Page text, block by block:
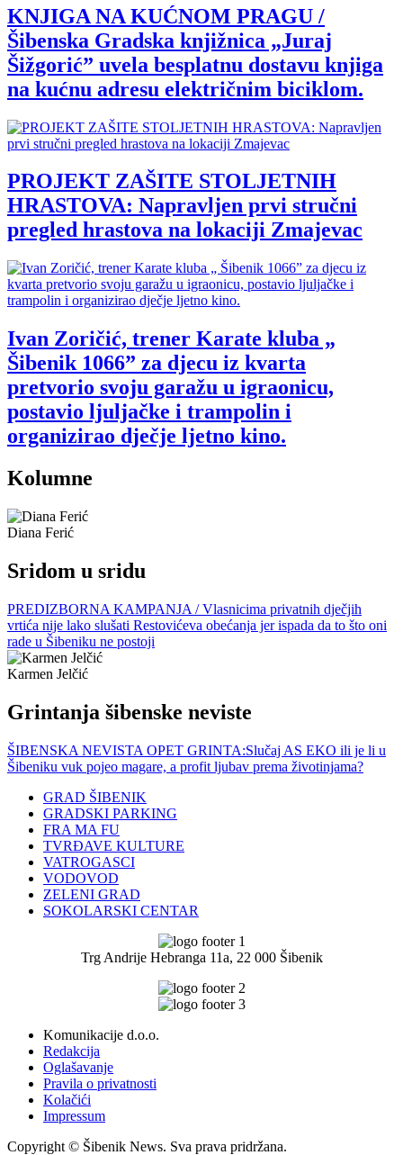
KNJIGA NA KUĆNOM PRAGU /
Šibenska Gradska knjižnica „Juraj
Šižgorić” uvela besplatnu dostavu knjiga
na kućnu adresu električnim biciklom.
PROJEKT ZAŠITE STOLJETNIH
HRASTOVA: Napravljen prvi stručni
pregled hrastova na lokaciji Zmajevac
Ivan Zoričić, trener Karate kluba „
Šibenik 1066” za djecu iz kvarta
pretvorio svoju garažu u igraonicu,
postavio ljuljačke i trampolin i
organizirao dječje ljetno kino.
Kolumne
Diana Ferić
Sridom u sridu
PREDIZBORNA KAMPANJA / Vlasnicima privatnih dječjih
vrtića nije lako slušati Restovićeva obećanja jer ispada da to što oni
rade u Šibeniku ne postoji
Karmen Jelčić
Grintanja šibenske neviste
ŠIBENSKA NEVISTA OPET GRINTA:Slučaj AS EKO ili je li u
Šibeniku vuk pojeo magare, a profit ljubav prema životinjama?
GRAD ŠIBENIK
GRADSKI PARKING
FRA MA FU
TVRĐAVE KULTURE
VATROGASCI
VODOVOD
ZELENI GRAD
SOKOLARSKI CENTAR
Trg Andrije Hebranga 11a, 22 000 Šibenik
Komunikacije d.o.o.
Redakcija
Oglašavanje
Pravila o privatnosti
Kolačići
Impressum
Copyright © Šibenik News. Sva prava pridržana.